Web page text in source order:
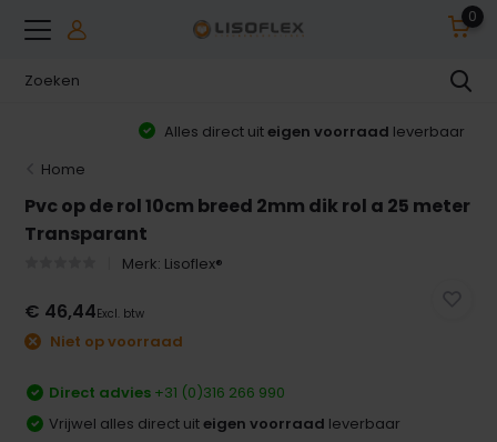
0
Alles direct uiteigen voorraadleverbaar
Home
Pvc op de rol 10cm breed 2mm dik rol a 25 meter
Transparant
Merk: Lisoflex®
€ 46,44Excl. btw
Niet op voorraad
Direct advies +31 (0)316 266 990
Vrijwel alles direct uiteigen voorraad leverbaar